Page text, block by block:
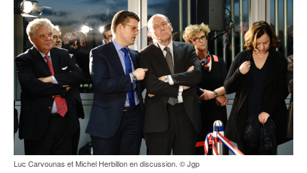
Luc Carvounas et Michel Herbillon en discussion. © Jgp